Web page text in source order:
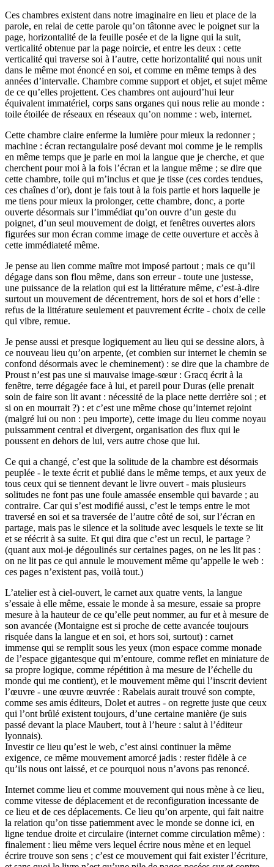
Ces chambres existent dans notre imaginaire en lieu et place de la
parole, en relai de cette parole qu’on tâtonne avec le poignet sur la
page, horizontalité de la feuille posée et de la ligne qui la suit,
verticalité obtenue par la page noircie, et entre les deux : cette
verticalité qui traverse soi à l’autre, cette horizontalité qui nous unit
dans le même mot énoncé en soi, et comme en même temps à des
années d’intervalle. Chambre comme support et objet, et sujet même
de ce qu’elles projettent. Ces chambres ont aujourd’hui leur
équivalent immatériel, corps sans organes qui nous relie au monde :
toile étoilée de réseaux en réseaux qu’on nomme : web, internet.
Cette chambre claire enferme la lumière pour mieux la redonner ;
machine : écran rectangulaire posé devant moi comme je le remplis
en même temps que je parle en moi la langue que je cherche, et que
cherchent pour moi à la fois l’écran et la langue même ; se dire que
cette chambre, toile qui m’inclus et que je tisse (ces cordes tendues,
ces chaînes d’or), dont je fais tout à la fois partie et hors laquelle je
me tiens pour mieux la prolonger, cette chambre, donc, a porte
ouverte désormais sur l’immédiat qu’on ouvre d’un geste du
poignet, d’un seul mouvement de doigt, et fenêtres ouvertes alors
figurées sur mon écran comme image de cette ouverture et accès à
cette immédiateté même.
Je pense au lien comme maître mot imposé partout ; mais ce qu’il
dégage dans son flou même, dans son erreur - toute une justesse,
une puissance de la relation qui est la littérature même, c’est-à-dire
surtout un mouvement de décentrement, hors de soi et hors d’elle :
refus de la littérature seulement et pauvrement écrite - choix de celle
qui vibre, remue.
Je pense aussi et presque logiquement au lieu qui se dessine alors, à
ce nouveau lieu qu’on arpente, (et combien sur internet le chemin se
confond désormais avec le cheminement) : se dire que la chambre de
Proust n’est pas une si mauvaise image-sœur : Gracq écrit à la
fenêtre, terre dégagée face à lui, et pareil pour Duras (elle prenait
soin de faire son lit avant : nécessité de la place nette derrière soi ; et
si on en mourrait ?) : et c’est une même chose qu’internet rejoint
(malgré lui ou non : peu importe), cette image du lieu comme noyau
puissamment central et divergent, organisation des flux qui le
poussent en dehors de lui, vers autre chose que lui.
Ce qui a changé, c’est que la solitude de la chambre est désormais
peuplée - le texte écrit et publié dans le même temps, et aux yeux de
tous ceux qui se tiennent devant le livre ouvert - mais plusieurs
solitudes ne font pas une foule amassée ensemble qui bavarde ; au
contraire. Car qui s’est modifié aussi, c’est le temps entre le mot
traversé en soi et sa traversée de l’autre côté de soi, sur l’écran en
partage, mais pas le silence et la solitude avec lesquels le texte se lit
et se réécrit à sa suite. Et qui dira que c’est un recul, le partage ?
(quant aux moi-je dégoulinés sur certaines pages, on ne les lit pas :
on ne lit pas ce qui annule le mouvement même qu’appelle le web :
ces pages n’existent pas, voilà tout.)
L’atelier est à ciel-ouvert, le carnet aux quatre vents, la langue
s’essaie à elle même, essaie le monde à sa mesure, essaie sa propre
mesure à la hauteur de ce qu’elle peut nommer, au fur et à mesure de
son avancée (Montaigne est si proche de cette avancée toujours
risquée dans la langue et en soi, et hors soi, surtout) : carnet
immense qui se remplit sous les yeux (mon espace comme monade
de l’espace gigantesque qui m’entoure, comme reflet en miniature de
sa propre logique, comme répétition à ma mesure de l’échelle du
monde qui me contient), et le mouvement même qui l’inscrit devient
l’œuvre - une œuvre œuvrée : Rabelais aurait trouvé son compte,
comme ses amis éditeurs, Dolet et autres - on regrette juste que ceux
qui l’ont brûlé existent toujours, d’une certaine manière (je suis
passé devant la place Maubert, tout à l’heure : salut à l’éditeur
lyonnais).
Investir ce lieu qu’est le web, c’est ainsi continuer la même
exigence, ce même mouvement amorcé jadis : rester fidèle à ce
qu’ils nous ont laissé, et ce pourquoi nous n’avons pas renoncé.
Internet comme lieu et comme mouvement qui nous mène à ce lieu,
comme vitesse de déplacement et de reconfiguration incessante de
ce lieu et de ces déplacements. Ce lieu qu’on arpente, qui fait naitre
la relation qu’on tisse patiemment avec le monde se donne ici, en
ligne tendue droite et circulaire (internet comme circulation même) :
finalement : lieu même vers lequel écrire nous mène et en lequel
écrire trouve son sens ; c’est ce mouvement qui fait exister l’écriture,